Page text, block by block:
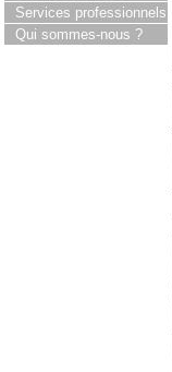
Services professionnels
Qui sommes-nous ?